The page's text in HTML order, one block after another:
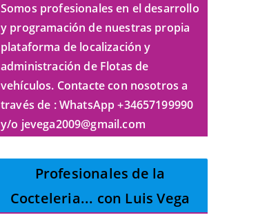
Somos profesionales en el desarrollo
y programación de nuestras propia
plataforma de localización y
administración de Flotas de
vehículos. Contacte con nosotros a
través de : WhatsApp +34657199990
y/o jevega2009@gmail.com
Profesionales de la
Cocteleria... con Luis Vega